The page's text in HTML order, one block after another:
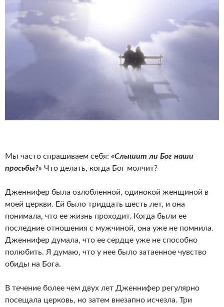
Мы часто спрашиваем себя: «Слышит ли Бог наши
просьбы?» Что делать, когда Бог молчит?
Дженнифер была озлобленной, одинокой женщиной в
моей церкви. Ей было тридцать шесть лет, и она
понимала, что ее жизнь проходит. Когда были ее
последние отношения с мужчиной, она уже не помнила.
Дженнифер думала, что ее сердце уже не способно
полюбить. Я думаю, что у нее было затаенное чувство
обиды на Бога.
В течение более чем двух лет Дженнифер регулярно
посещала церковь, но затем внезапно исчезла. Три